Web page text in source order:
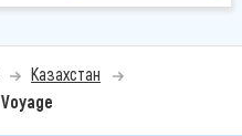
Казахстан
Voyage